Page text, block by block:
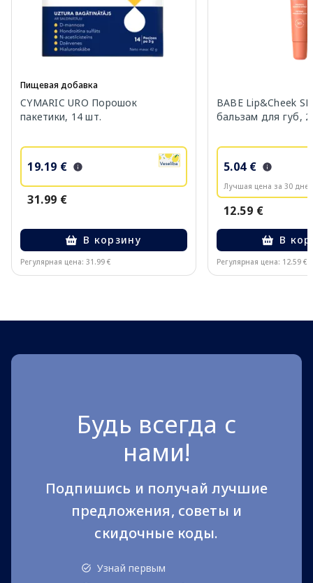
Пищевая добавка
CYMARIC URO Порошок
пакетики, 14 шт.
19.19 €
31.99 €
В корзину
Регулярная цена: 31.99 €
BABE Lip&Cheek
бальзам для губ,
5.04 €
Лучшая цена за 30
12.59 €
В
Регулярная цена: 12.59 €
Будь всегда с
нами!
Подпишись и получай лучшие
предложения, советы и
скидочные коды.
Узнай первым